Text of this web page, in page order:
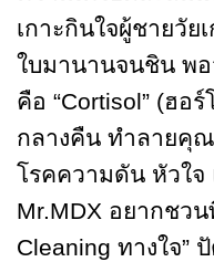
เกาะกินใจผู้ชายวัย
ใบมานานจนชิน พอ
คือ “Cortisol” (ฮอ
กลางคืน ทำลายคุ
โรคความดัน หัวใจ
Mr.MDX อยากชว
Cleaning ทางใจ”